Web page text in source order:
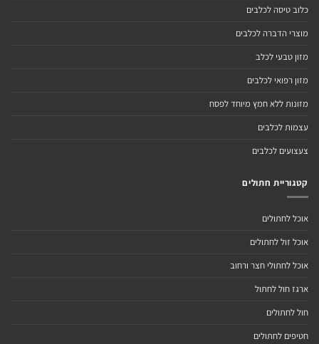
כלוב טיסה לכלבים
מוצרי הדברה לכלבים
מזון טבעי לכלב
מזון רפואי לכלבים
מזונות ללא חמץ מיוחד לפסח
עצמות לכלבים
צעצועים לכלבים
קטגוריית חתולים
אוכל לחתולים
אוכל זול לחתולים
אוכל לחתולי חצר ורחוב
ארגז חול לחתול
חול לחתולים
חטיפים לחתולים